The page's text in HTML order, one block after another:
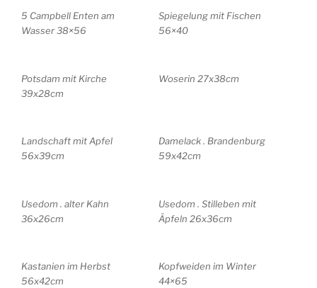
5 Campbell Enten am
Wasser 38×56
Spiegelung mit Fischen
56×40
Potsdam mit Kirche
39x28cm
Woserin 27x38cm
Landschaft mit Apfel
56x39cm
Damelack . Brandenburg
59x42cm
Usedom . alter Kahn
36x26cm
Usedom . Stilleben mit
Äpfeln 26x36cm
Kastanien im Herbst
56x42cm
Kopfweiden im Winter
44×65